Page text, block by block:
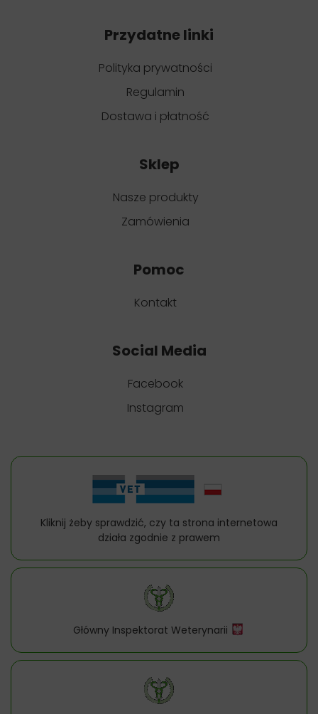
Przydatne linki
Polityka prywatności
Regulamin
Dostawa i płatność
Sklep
Nasze produkty
Zamówienia
Pomoc
Kontakt
Social Media
Facebook
Instagram
Kliknij żeby sprawdzić, czy ta strona internetowa
działa zgodnie z prawem
Główny Inspektorat Weterynarii